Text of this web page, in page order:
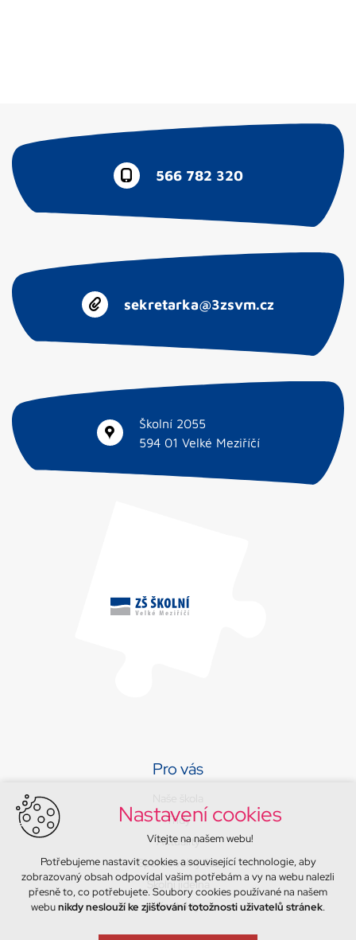
566 782 320
sekretarka@3zsvm.cz
Školní 2055
594 01 Velké Meziříčí
Pro vás
Třídy
Aktuality
Sport a volný čas
Školní jídelna
Kontakty
Nastavení cookies
Vítejte na našem webu!
Potřebujeme nastavit cookies a související technologie, aby
zobrazovaný obsah odpovídal vašim potřebám a vy na webu nalezli
přesně to, co potřebujete. Soubory cookies používané na našem
webunikdy neslouží ke zjišťování totožnosti uživatelů stránek.